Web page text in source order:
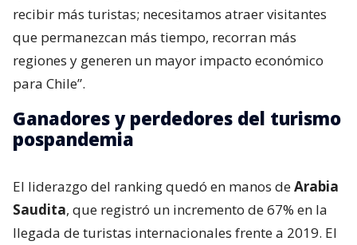
recibir más turistas; necesitamos atraer visitantes
que permanezcan más tiempo, recorran más
regiones y generen un mayor impacto económico
para Chile”.
Ganadores y perdedores del turismo
pospandemia
El liderazgo del ranking quedó en manos deArabia
Saudita, que registró un incremento de 67% en la
llegada de turistas internacionales frente a 2019. El